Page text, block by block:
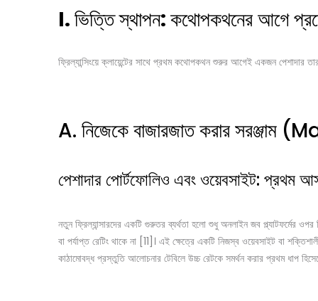
I.ভিত্তি স্থাপন:কথোপকথনের আগে
ফ্রিল্যান্সিংয়ে ক্লায়েন্টের সাথে প্রথম কথোপকথন শুরুর আগেই একজন পেশাদার
A. নিজেকে বাজারজাত করার
পেশাদার পোর্টফোলিও এবং ওয়েবসাইট: প্রথম
নতুন ফ্রিল্যান্সারদের একটি গুরুতর ব্যর্থতা হলো শুধু অনলাইন জব প্ল্যাটফর্মের
বা পর্যাপ্ত রেটিং থাকে না [11]। এই ক্ষেত্রে একটি নিজস্ব ওয়েবসাইট বা
কাঠামোবদ্ধ প্রস্তুতি আলোচনার টেবিলে উচ্চ রেটকে সমর্থন করার প্রথম ধাপ